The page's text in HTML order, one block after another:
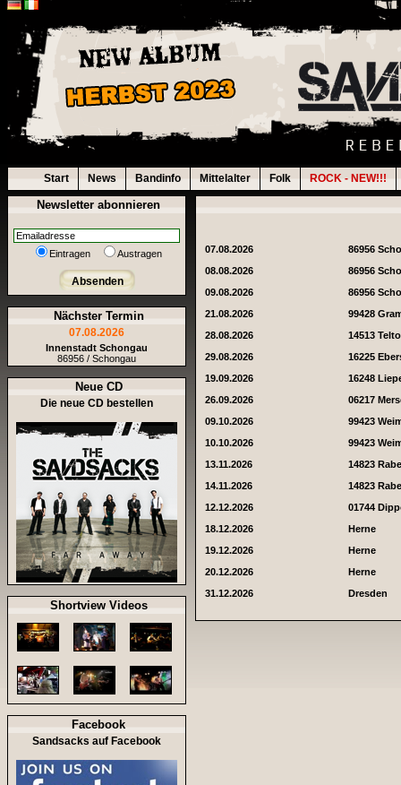
Start News Bandinfo Mittelalter Folk ROCK - NEW!!!
Newsletter abonnieren
Eintragen Austragen
Absenden
Nächster Termin
07.08.2026
Innenstadt Schongau
86956 / Schongau
Neue CD
Die neue CD bestellen
Shortview Videos
Facebook
Sandsacks auf Facebook
07.08.2026
86956
08.08.2026
86956
09.08.2026
86956
21.08.2026
99428
28.08.2026
14513
29.08.2026
16225
19.09.2026
16248
26.09.2026
06217
09.10.2026
99423
10.10.2026
99423
13.11.2026
14823
14.11.2026
14823
12.12.2026
01744
18.12.2026
Herne
19.12.2026
Herne
20.12.2026
Herne
31.12.2026
Dresden